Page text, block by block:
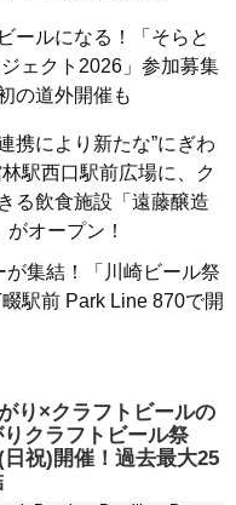
ールになる！「そらと
ェクト2026」参加募集
の道外開催も
携により新たな”にぎわ
駅西口駅前広場に、ク
る飲食施設「遠藤醸造
オープン！
が集結！「川崎ビール祭
駅前 Park Line 870で開
り×クラフトビールの
クラフトビール祭
祝)開催！過去最大25